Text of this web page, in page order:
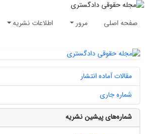
صفحه اصلی مرور اطلاعات نشریه
مقالات آماده انتشار
شماره جاری
شماره‌های پیشین نشریه